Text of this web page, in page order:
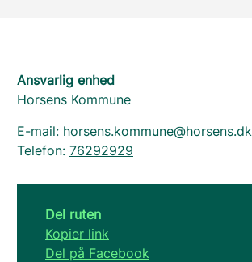
Ansvarlig enhed
Horsens Kommune
E-mail: horsens.kommune@horsens.dk
Telefon: 76292929
Del ruten
Kopier link
Del på Facebook